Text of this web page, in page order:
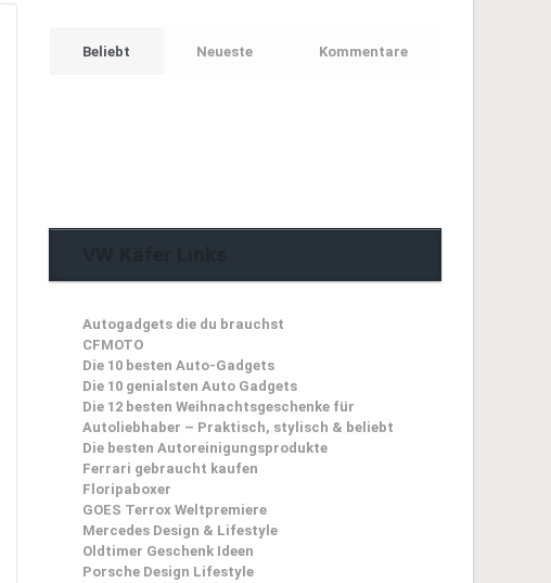
Beliebt Neueste Kommentare
Autogadgets die du brauchst
CFMOTO
Die 10 besten Auto-Gadgets
Die 10 genialsten Auto Gadgets
Die 12 besten Weihnachtsgeschenke für
Autoliebhaber – Praktisch, stylisch & beliebt
Die besten Autoreinigungsprodukte
Ferrari gebraucht kaufen
Floripaboxer
GOES Terrox Weltpremiere
Mercedes Design & Lifestyle
Oldtimer Geschenk Ideen
Porsche Design Lifestyle